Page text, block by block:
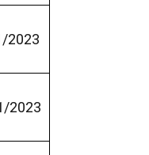
2023
2023